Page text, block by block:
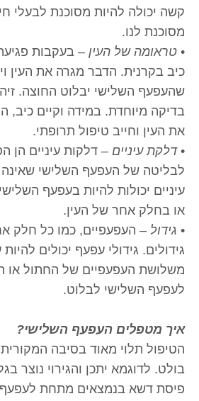
קשה יכולה להיות מסוכנת לבעלי
מסוכנת לנו.
• טראומה של העין – בעקבות פגיעה
כיב בקרנית. הדבר מגרה את העין
שהעפעף השלישי יבלוט החוצה.
בדיקה מיוחדת. במידה וקיים כיב,
את העין וחייב טיפול תרופתי.
•דלקת עיניים – דלקות עיניים הן
לבליטה של העפעף השלישי
או בחלק אחר של העין.
• גידול – העפעפיים, כמו כל חלק
גידולים. גידולי עפעף יכולים
משלושת העפעפיים של החתול או
לעפעף השלישי לבלוט.
איך מטפלים העפעף השלישי?
הטיפול תלוי מאוד בסיבה
בולט. לדוגמא יתכן והגירוי נוצר
פיסת דשא בנמצאים מתחת לעפעף